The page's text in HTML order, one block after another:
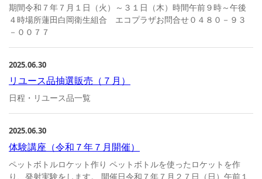
期間令和７年７月１日（火）～３１日（木）時間午前９時～午後
４時場所蓮田白岡衛生組合 エコプラザお問合せ０４８０－９３
－００７７
2025.06.30
リユース品抽選販売（７月）
日程・リユース品一覧
2025.06.30
体験講座（令和７年７月開催）
ペットボトルロケット作り ペットボトルを使ったロケットを作
り、発射実験をします。 開催日令和７年７月２７日（日）午前１